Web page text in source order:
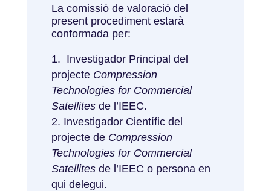
La comissió de valoració del
present procediment estarà
conformada per:
Investigador Principal del
projecte Compression
Technologies for Commercial
Satellitesde l’IEEC.
Investigador Científic del
projecte de Compression
Technologies for Commercial
Satellitesde l’IEEC o persona en
qui delegui.